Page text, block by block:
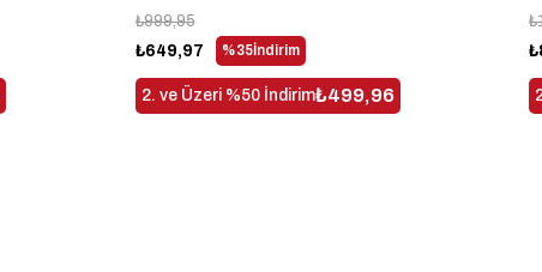
%35İndirim
₺649,97
₺999,95
2. ve Üzeri %50 İndirim₺499,96